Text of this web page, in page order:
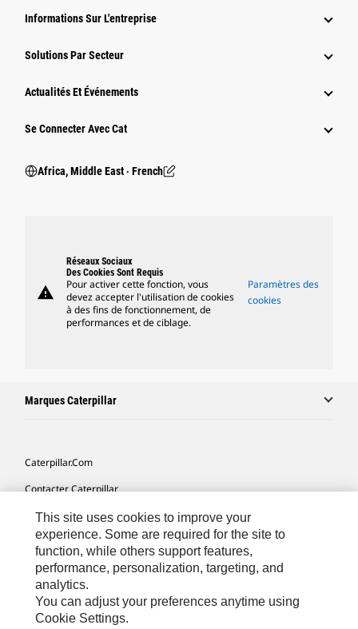
Informations Sur L'entreprise
Solutions Par Secteur
Actualités Et Événements
Se Connecter Avec Cat
Africa, Middle East ‧ French
warning
Réseaux Sociaux
Des Cookies Sont Requis
Pour activer cette fonction, vous
devez accepter l'utilisation de cookies
à des fins de fonctionnement, de
performances et de ciblage.
Paramètres des
cookies
Marques Caterpillar
Caterpillar.com
Contacter Caterpillar
Mes Préférences Marketing
Plan Du Site
Cookie Settings
Mentions Légales
Confidentialité
This site uses cookies to improve your
experience. Some are required for the site to
function, while others support features,
performance, personalization, targeting, and
analytics.
You can adjust your preferences anytime using
Cookie Settings.